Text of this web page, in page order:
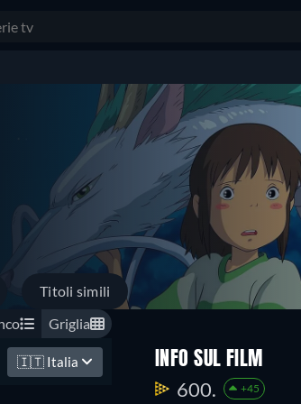
Titoli simili
Griglia
🇮🇹 Italia INFO SUL FILM
600. +45